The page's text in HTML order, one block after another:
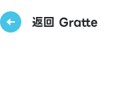
返回 Gratte